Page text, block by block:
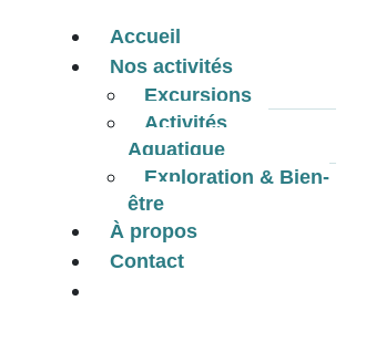
Accueil
Nos activités
Excursions
Activités
Aquatique
Exploration & Bien-
être
À propos
Contact